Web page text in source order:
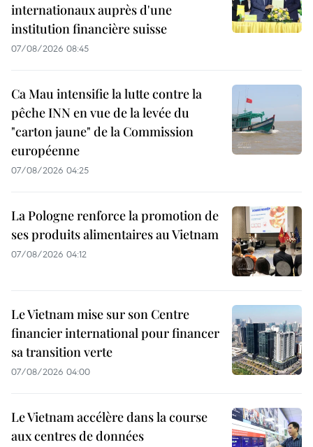
internationaux auprès d'une
institution financière suisse
07/08/2026 08:45
Ca Mau intensifie la lutte contre la
pêche INN en vue de la levée du
"carton jaune" de la Commission
européenne
07/08/2026 04:25
La Pologne renforce la promotion de
ses produits alimentaires au Vietnam
07/08/2026 04:12
Le Vietnam mise sur son Centre
financier international pour financer
sa transition verte
07/08/2026 04:00
Le Vietnam accélère dans la course
aux centres de données